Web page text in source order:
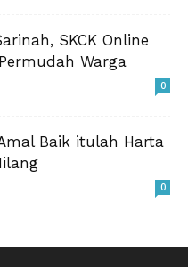
SKCK Online
Warga
0
Baik itulah Harta
0